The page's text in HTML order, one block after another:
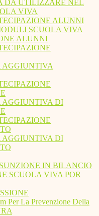
DA UTILIZZARE NEL
VIVA
ALUNNI
SCUOLA VIVA
ALUNNI
AGGIUNTIVA
AGGIUNTIVA DI
AGGIUNTIVA DI
IN BILANCIO
SCUOLA VIVA POR
Per La Prevenzione Della